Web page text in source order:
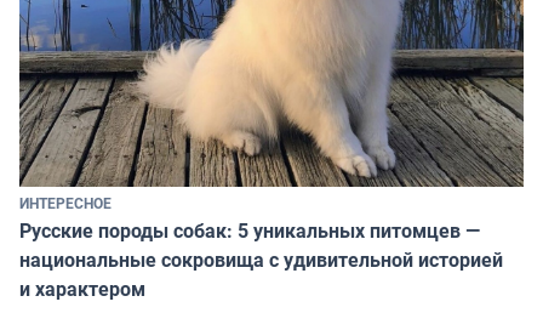
ИНТЕРЕСНОЕ
Русские породы собак: 5 уникальных питомцев —
национальные сокровища с удивительной историей
и характером